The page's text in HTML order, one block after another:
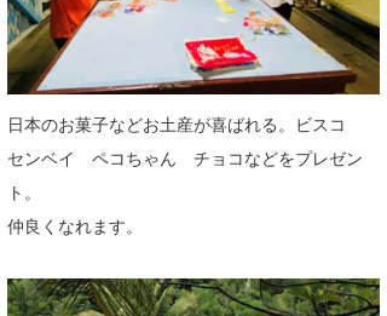
日本のお菓子などお土産が喜ばれる。ビスコ
センベイ ペコちゃん チョコなどをプレゼン
ト。
仲良くなれます。